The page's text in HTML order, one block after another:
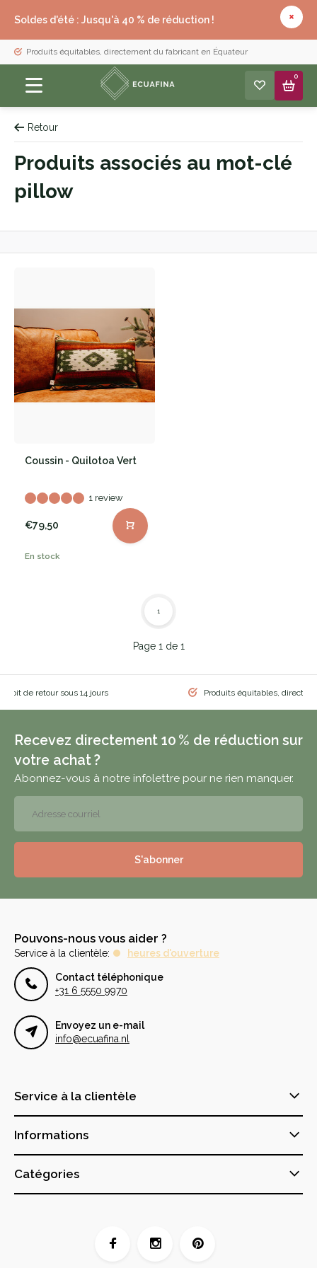
Soldes d'été : Jusqu'à 40 % de réduction !
Produits équitables, directement du fabricant en Équateur
0
Retour
Produits associés au mot-clé
pillow
Coussin - Quilotoa Vert
1 review
€79,50
En stock
Page 1 de 1
1
de retour sous 14 jours Produits équitables,
Recevez directement 10 % de réduction sur
votre achat ?
Abonnez-vous à notre infolettre pour ne rien manquer.
S'abonner
Pouvons-nous vous aider ?
Service à la clientèle: heures d'ouverture
Contact téléphonique
+31 6 5550 9970
Envoyez un e-mail
info@ecuafina.nl
Service à la clientèle
Informations
Catégories